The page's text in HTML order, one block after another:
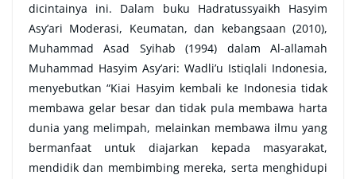
dicintainya ini. Dalam buku Hadratussyaikh Hasyim
Asy’ari Moderasi, Keumatan, dan kebangsaan (2010),
Muhammad Asad Syihab (1994) dalam Al-allamah
Muhammad Hasyim Asy’ari: Wadli’u Istiqlali Indonesia,
menyebutkan “Kiai Hasyim kembali ke Indonesia tidak
membawa gelar besar dan tidak pula membawa harta
dunia yang melimpah, melainkan membawa ilmu yang
bermanfaat untuk diajarkan kepada masyarakat,
mendidik dan membimbing mereka, serta menghidupi